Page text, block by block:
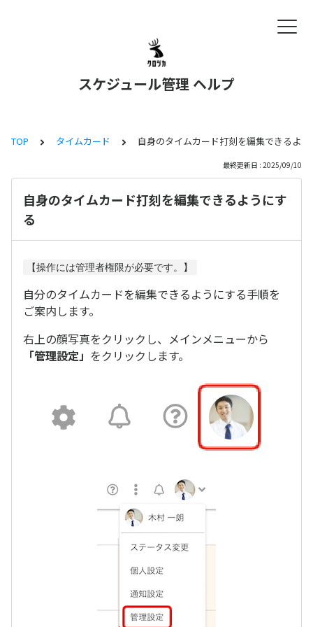
スケジュール管理 ヘルプ
TOP タイムカード 自身のタイムカード打刻を編集できるよう
最終更新日 : 2025/09/10
自身のタイムカード打刻を編集できるようにす
る
【操作には管理者権限が必要です。】
自分のタイムカードを編集できるようにする手順を
ご案内します。
右上の顔写真をクリックし、メインメニューから
「管理設定」 をクリックします。